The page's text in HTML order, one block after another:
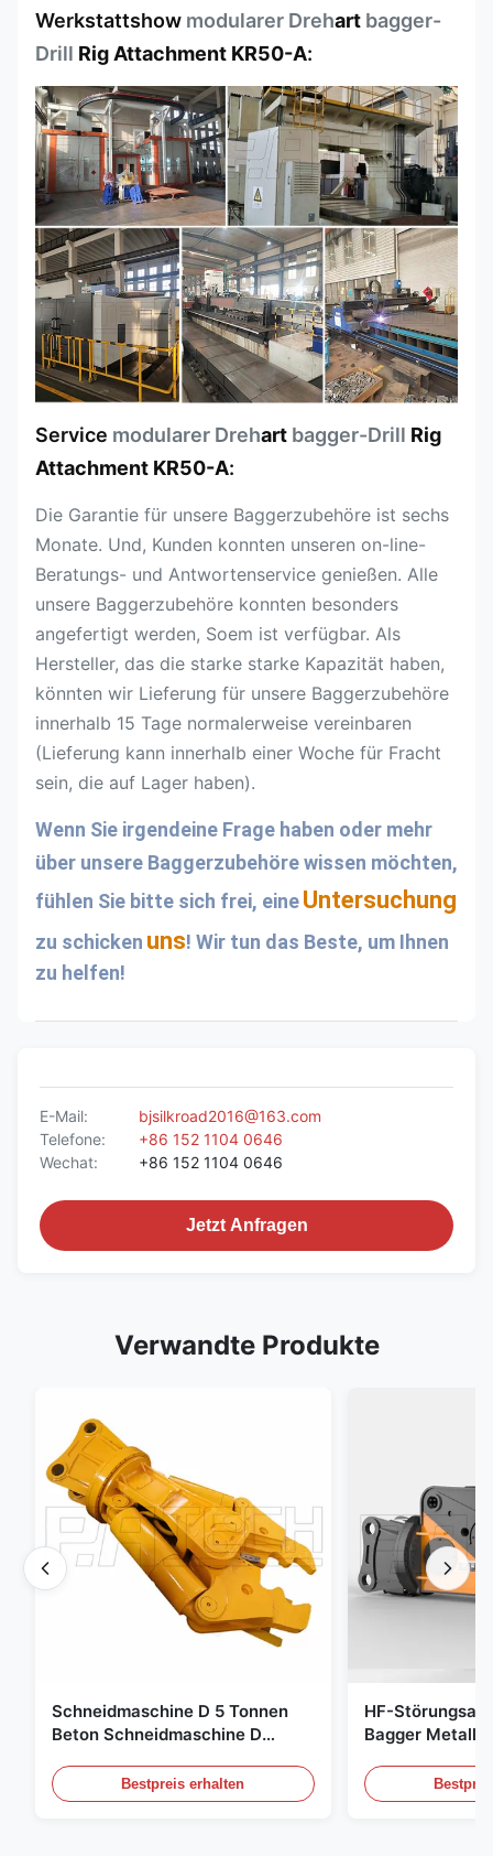
Werkstattshow modularer Drehart bagger-
Drill Rig Attachment KR50-A:
Service modularer Drehart bagger-Drill Rig
Attachment KR50-A:
Die Garantie für unsere Baggerzubehöre ist sechs
Monate. Und, Kunden konnten unseren on-line-
Beratungs- und Antwortenservice genießen. Alle
unsere Baggerzubehöre konnten besonders
angefertigt werden, Soem ist verfügbar. Als
Hersteller, das die starke starke Kapazität haben,
könnten wir Lieferung für unsere Baggerzubehöre
innerhalb 15 Tage normalerweise vereinbaren
(Lieferung kann innerhalb einer Woche für Fracht
sein, die auf Lager haben).
Wenn Sie irgendeine Frage haben oder mehr
über unsere Baggerzubehöre wissen möchten,
fühlen Sie bitte sich frei, eineUntersuchung
zu schicken uns! Wir tun das Beste, um Ihnen
zu helfen!
E-Mail:
bjsilkroad2016@163.com
Telefone:
+86 152 1104 0646
Wechat:
+86 152 1104 0646
Jetzt Anfragen
Verwandte Produkte
Schneidmaschine D 5 Tonnen
Beton Schneidmaschine D
Bestpreis erhalten
HF-
Bagger